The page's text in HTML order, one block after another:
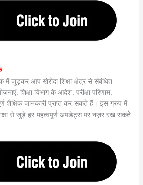
में जुड़कर आप खेरोदा शिक्षा क्षेत्र से संबंधित
शिक्षा विभाग के आदेश, परीक्षा परिणाम,
शैक्षिक जानकारी प्राप्त कर सकते हैं। इस ग्रुप में
से जुड़े हर महत्वपूर्ण अपडेट्स पर नज़र रख सकते